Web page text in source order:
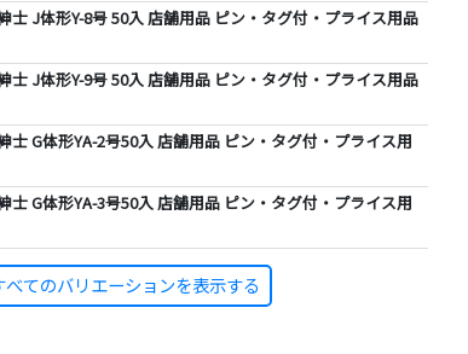
士 J体形Y-8号 50入 店舗用品 ピン・タグ付・プライス用品
士 J体形Y-9号 50入 店舗用品 ピン・タグ付・プライス用品
士 G体形YA-2号50入 店舗用品 ピン・タグ付・プライス用
士 G体形YA-3号50入 店舗用品 ピン・タグ付・プライス用
べてのバリエーションを表示する